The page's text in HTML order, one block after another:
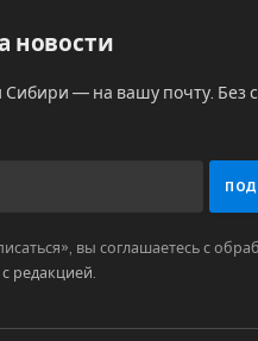
разработчик. Специалист по
Журналист и
федеральных СМИ.